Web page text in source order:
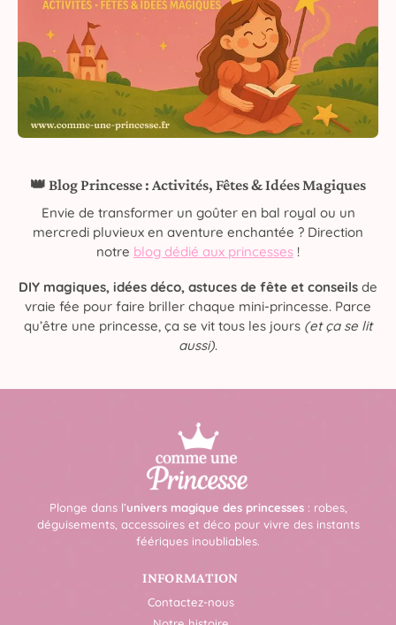
👑 Blog Princesse : Activités, Fêtes & Idées Magiques
Envie de transformer un goûter en bal royal ou un
mercredi pluvieux en aventure enchantée ? Direction
notre blog dédié aux princesses !
DIY magiques, idées déco, astuces de fête et conseils de
vraie fée pour faire briller chaque mini-princesse. Parce
qu’être une princesse, ça se vit tous les jours (et ça se lit
aussi).
Plonge dans l’univers magique des princesses: robes,
déguisements, accessoires et déco pour vivre des instants
féériques inoubliables.
INFORMATION
Contactez-nous